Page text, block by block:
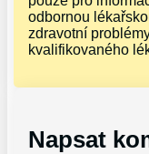
odbornou
zdravotní
kvalifikovaného
Napsat